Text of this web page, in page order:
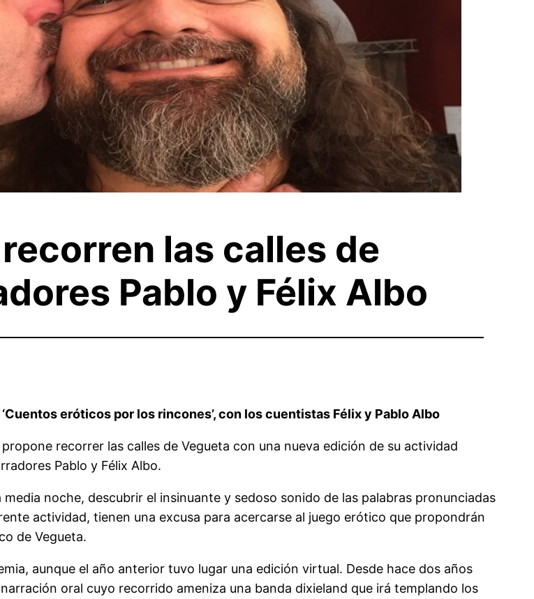
las calles de
Pablo y Félix Albo
eróticos por los rincones’, con los cuentistas Félix y Pablo Albo
recorrer las calles de Vegueta con una nueva edición de su actividad
Pablo y Félix Albo.
noche, descubrir el insinuante y sedoso sonido de las palabras pronunciadas
actividad, tienen una excusa para acercarse al juego erótico que propondrán
de Vegueta.
aunque el año anterior tuvo lugar una edición virtual. Desde hace dos años
oral cuyo recorrido ameniza una banda dixieland que irá templando los